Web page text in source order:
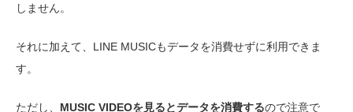
しません。
それに加えて、LINE MUSICもデータを消費せずに利用できま
す。
ただし、 MUSIC VIDEOを見るとデータを消費するので注意で